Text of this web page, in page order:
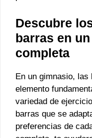
Descubre
barras en
completa
En un gimnasio, las
elemento
variedad de
barras que se
preferencias de